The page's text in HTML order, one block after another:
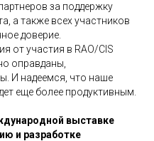
за поддержку
а также всех участников
доверие.
от участия в RAO/CIS
оправданы,
И надеемся, что наше
еще более продуктивным.
выставке
и разработке